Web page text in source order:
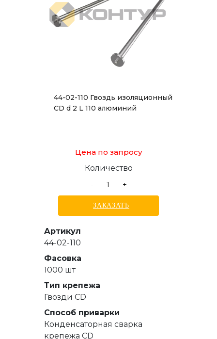
44-02-110 Гвоздь изоляционный
CD d 2 L 110 алюминий
Цена по запросу
Количество
-
+
ЗАКАЗАТЬ
Артикул
44-02-110
Фасовка
1000 шт
Тип крепежа
Гвозди СD
Способ приварки
Конденсаторная сварка
крепежа CD